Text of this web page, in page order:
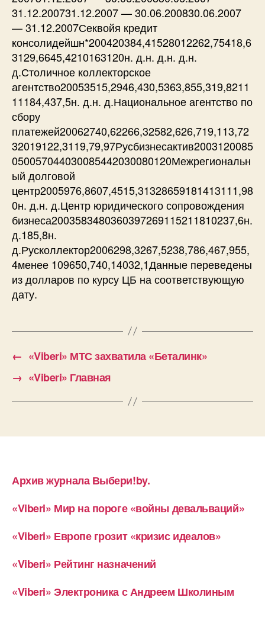
31.12.200731.12.2007 — 30.06.200830.06.2007
— 31.12.2007Секвойя кредит
консолидейшн*200420384,41528012262,75418,6
3129,6645,4210163120н. д.н. д.н. д.н.
д.Столичное коллекторское
агентство20053515,2946,430,5363,855,319,8211
11184,437,5н. д.н. д.Национальное агентство по
сбору
платежей20062740,62266,32582,626,719,113,72
32019122,3119,79,97Русбизнесактив2003120085
050057044030085442030080120Межрегиональн
ый долговой
центр2005976,8607,4515,31328659181413111,98
0н. д.н. д.Центр юридического сопровождения
бизнеса2003583480360397269115211810237,6н.
д.185,8н.
д.Русколлектор2006298,3267,5238,786,467,955,
4менее 109650,740,14032,1Данные переведены
из долларов по курсу ЦБ на соответствующую
дату.
← «Viberi» МТС захватила «Беталинк»
→ «Viberi» Главная
Архив журнала Выбери!by.
«Viberi» Мир на пороге «войны девальваций»
«Viberi» Европе грозит «кризис идеалов»
«Viberi» Рейтинг назначений
«Viberi» Электроника с Андреем Школиным